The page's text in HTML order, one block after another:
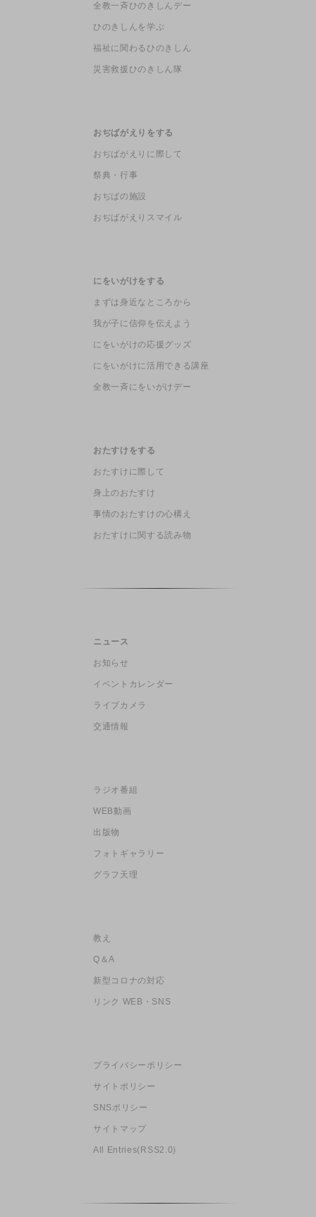
全教一斉ひのきしんデー
ひのきしんを学ぶ
福祉に関わるひのきしん
災害救援ひのきしん隊
おぢばがえりをする
おぢばがえりに際して
祭典・行事
おぢばの施設
おぢばがえりスマイル
にをいがけをする
まずは身近なところから
我が子に信仰を伝えよう
にをいがけの応援グッズ
にをいがけに活用できる講座
全教一斉にをいがけデー
おたすけをする
おたすけに際して
身上のおたすけ
事情のおたすけの心構え
おたすけに関する読み物
ニュース
お知らせ
イベントカレンダー
ライブカメラ
交通情報
ラジオ番組
WEB動画
出版物
フォトギャラリー
グラフ天理
教え
Q＆A
新型コロナの対応
リンク WEB・SNS
プライバシーポリシー
サイトポリシー
SNSポリシー
サイトマップ
All Entries(RSS2.0)